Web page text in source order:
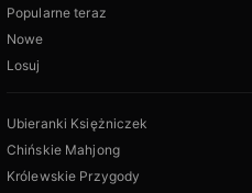
Popularne teraz
Nowe
Losuj
Ubieranki Księżniczek
Chińskie Mahjong
Królewskie Przygody